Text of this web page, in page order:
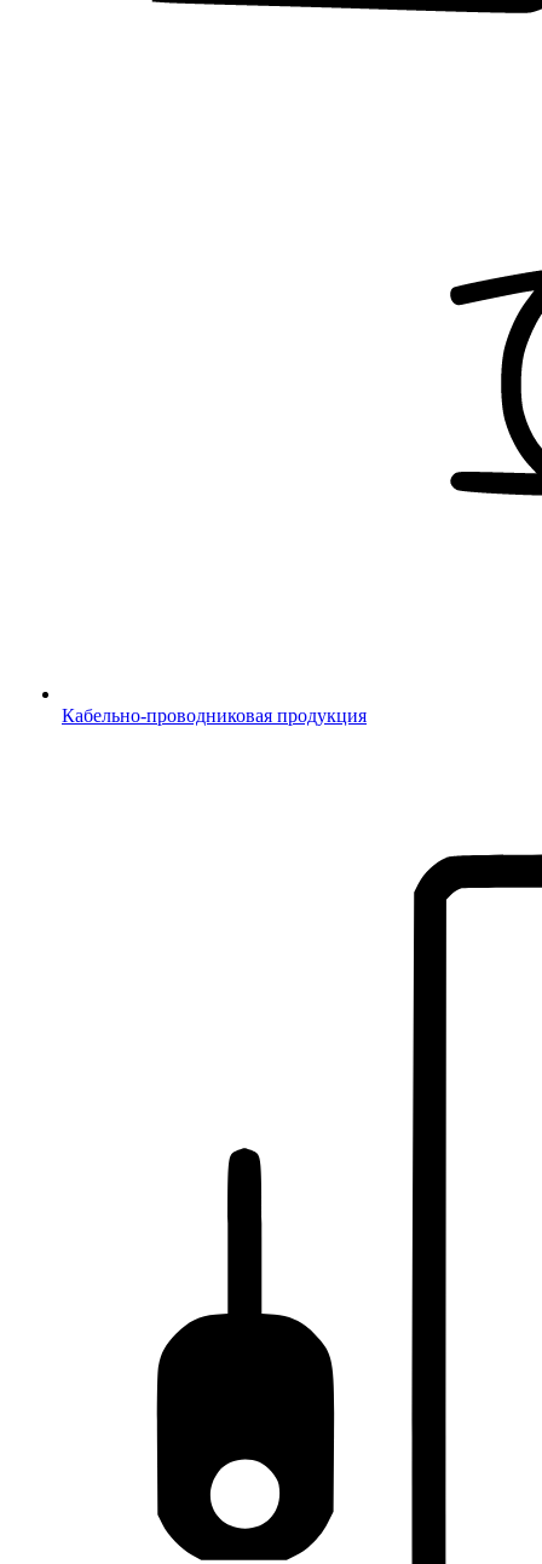
Кабельно-проводниковая продукция